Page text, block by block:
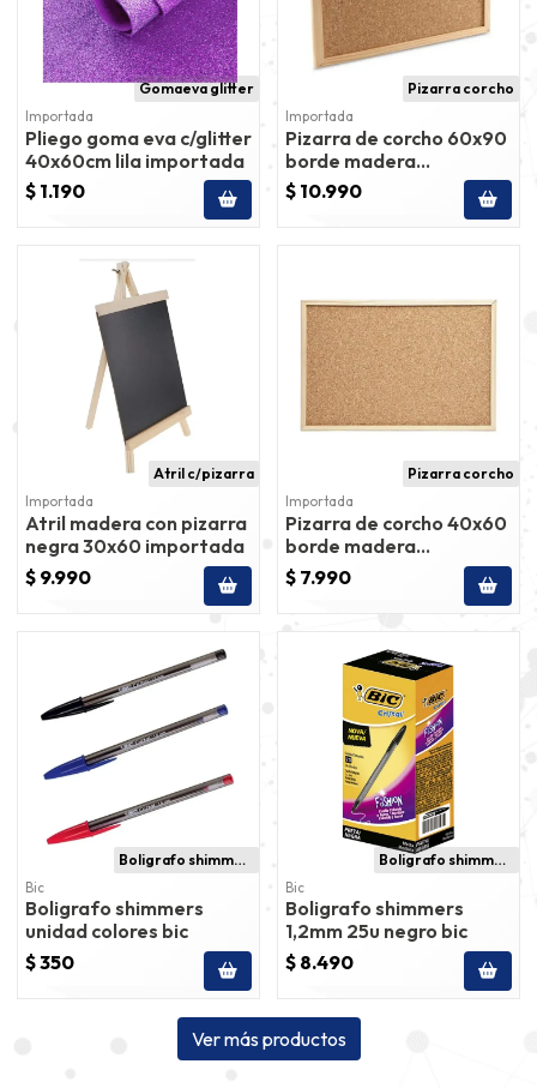
Gomaeva glitter
Importada
Pliego goma eva c/glitter
40x60cm lila importada
$ 1.190
Pizarra corcho
Importada
Pizarra de corcho 60x90
borde madera
importada
$ 10.990
Atril c/pizarra
Importada
Atril madera con pizarra
negra 30x60 importada
$ 9.990
Pizarra corcho
Importada
Pizarra de corcho 40x60
borde madera
importada
$ 7.990
Boligrafo shimmers
Bic
Boligrafo shimmers
unidad colores bic
$ 350
Boligrafo shimmers
Bic
Boligrafo shimmers
1,2mm 25u negro bic
$ 8.490
Ver más productos